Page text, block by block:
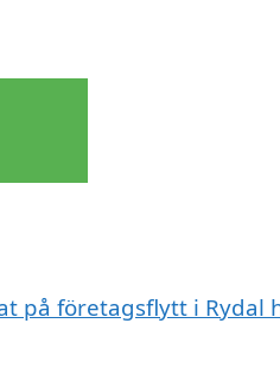
på företagsflytt i Rydal